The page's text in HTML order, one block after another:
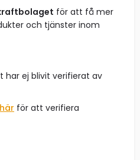
för att få mer
och tjänster inom
har ej blivit verifierat av
för att verifiera